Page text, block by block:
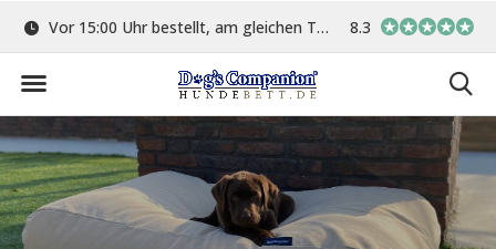
Vor 15:00 Uhr bestellt, am gleichen Tag versand In eigener
8.3